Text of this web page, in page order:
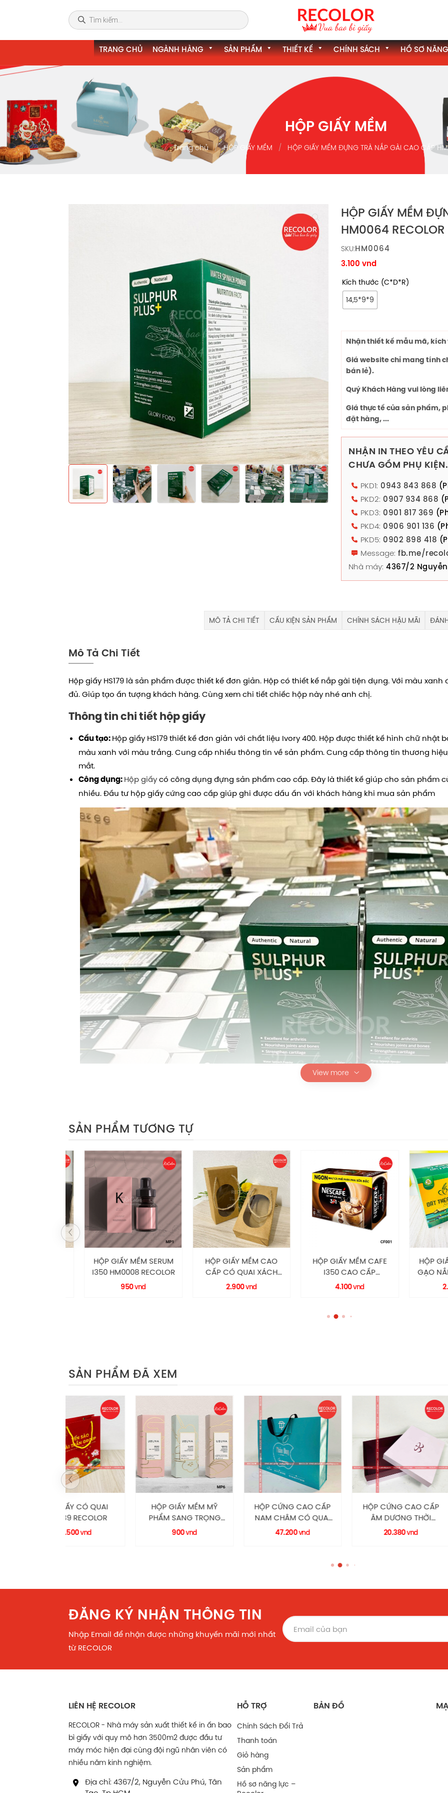
TRANG CHỦ NGÀNH HÀNG SẢN PHẨM THIẾT KẾ CHÍNH SÁCH HỒ SƠ
HỘP GIẤY MỀM
Trang chủ HỘP GIẤY MỀM HỘP GIẤY MỀM ĐỰNG TRÀ NẮP GÀI CAO CẤP
HỘP GIẤY MỀM
HM0064 RECOLOR
SKU:HM0064
3.100 vnd
Kích thước (C*D*R)
14,5*9*9
Nhận thiết kế mẫu mã,
Giá website chỉ mang tính
bán lẻ).
Quý Khách Hàng vui lòng
Giá thực tế của sản phẩm,
đặt hàng, ...
NHẬN IN THEO YÊU
CHƯA GỒM PHỤ KIỆN.
PKD1: 0943 843 868
PKD2: 0907 934 868
PKD3: 0901 817 369
PKD4: 0906 901 136
PKD5: 0902 898 418
Message: fb.me/
Nhà máy: 4367/2 Nguyễn
MÔ TẢ CHI TIẾT CẤU KIỆN SẢN PHẨM CHÍNH SÁCH HẬU MÃI
Mô Tả Chi Tiết
Hộp giấy HS179 là sản phẩm được thiết kế đơn giản. Hộp có thiết kế nắp gài tiện dụng. Với màu
đủ. Giúp tạo ấn tượng khách hàng.Cùng xem chi tiết chiếc hộp này nhé anh chị.
Thông tin chi tiết hộp giấy
Cấu tạo: Hộp giấy HS179 thiết kế đơn giản với chất liệu Ivory 400. Hộp được thiết kế hình chữ nhật
màu xanh với màu trắng. Cung cấp nhiều thông tin về sản phẩm. Cung cấp thông tin thương
mắt.
Công dụng: Hộp giấycó công dụng đựng sản phẩm cao cấp. Đây là thiết kế giúp cho sản phẩm
nhiều. Đầu tư hộp giấy cứng cao cấp giúp ghi được dấu ấn với khách hàng khi mua sản phẩm
Cấu kiện sản phẩm
View more
SẢN PHẨM TƯƠNG TỰ
HỘP GIẤY MỀM SERUM
I350 HM0008 RECOLOR
vnd
HỘP GIẤY MỀM CAO
CẤP CÓ QUAI XÁCH
HM0048 RECOLOR
2.900vnd
HỘP GIẤY MỀM CAFE
I350 CAO CẤP
HM0003 RECOLOR
4.100vnd
HỘP GIẤY
GẠO NẮP
2.800
SẢN PHẨM ĐÃ XEM
HỘP GIẤY MỀM MỸ
PHẨM SANG TRỌNG
I350 HM0012 RECOLOR
HỘP CỨNG CAO CẤP
NAM CHÂM CÓ QUAI
HỘP CỨNG CAO CẤP
ÂM DƯƠNG THỜI
TRANG HC0141
HỘP
ÂM DƯƠNG
HC0072
ĐĂNG KÝ NHẬN THÔNG TIN
Nhập Email để nhận được những khuyến mãi mới nhất
từ RECOLOR
LIÊN HỆ RECOLOR
RECOLOR - Nhà máy sản xuất thiết kế in ấn bao
bì giấy với quy mô hơn 3500m2 được đầu tư
máy móc hiện đại cùng đội ngũ nhân viên có
nhiều năm kinh nghiệm.
Địa chỉ: 4367/2, Nguyễn Cửu Phú, Tân
HỖ TRỢ
Chính Sách Đổi Trả
Thanh toán
Giỏ hàng
Sản phẩm
Hồ sơ năng lực –
BẢN ĐỒ